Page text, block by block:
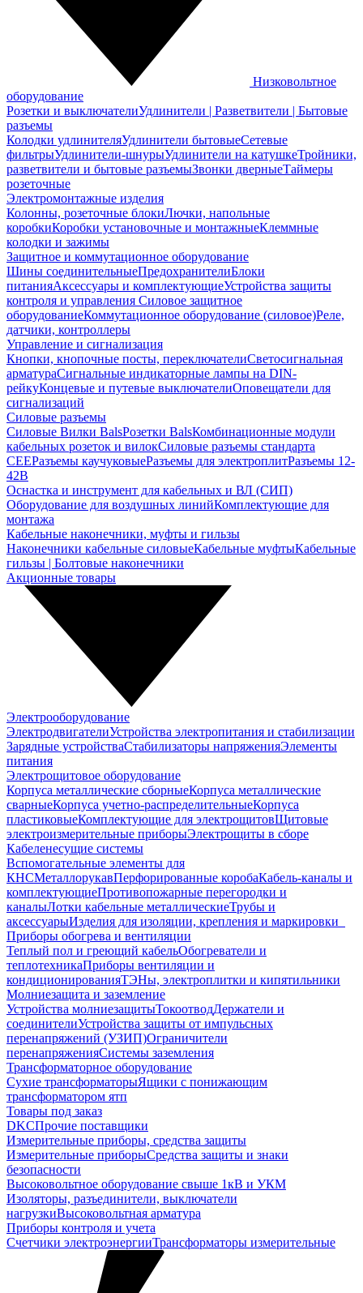
Низковольтное
оборудование
Розетки и выключателиУдлинители | Разветвители | Бытовые
разъемы
Колодки удлинителяУдлинители бытовыеСетевые
фильтрыУдлинители-шнурыУдлинители на катушкеТройники,
разветвители и бытовые разъемыЗвонки дверныеТаймеры
розеточные
Электромонтажные изделия
Колонны, розеточные блокиЛючки, напольные
коробкиКоробки установочные и монтажныеКлеммные
колодки и зажимы
Защитное и коммутационное оборудование
Шины соединительныеПредохранителиБлоки
питанияАксессуары и комплектующиеУстройства защиты
контроля и управления Силовое защитное
оборудованиеКоммутационное оборудование (силовое)Реле,
датчики, контроллеры
Управление и сигнализация
Кнопки, кнопочные посты, переключателиСветосигнальная
арматураСигнальные индикаторные лампы на DIN-
рейкуКонцевые и путевые выключателиОповещатели для
сигнализаций
Силовые разъемы
Силовые Вилки BalsРозетки BalsКомбинационные модули
кабельных розеток и вилокСиловые разъемы стандарта
CEEРазъемы каучуковыеРазъемы для электроплитРазъемы 12-
42В
Оснастка и инструмент для кабельных и ВЛ (СИП)
Оборудование для воздушных линийКомплектующие для
монтажа
Кабельные наконечники, муфты и гильзы
Наконечники кабельные силовыеКабельные муфтыКабельные
гильзы | Болтовые наконечники
Акционные товары
Электрооборудование
ЭлектродвигателиУстройства электропитания и стабилизации
Зарядные устройстваСтабилизаторы напряженияЭлементы
питания
Электрощитовое оборудование
Корпуса металлические сборныеКорпуса металлические
сварныеКорпуса учетно-распределительныеКорпуса
пластиковыеКомплектующие для электрощитовЩитовые
электроизмерительные приборыЭлектрощиты в сборе
Кабеленесущие системы
Вспомогательные элементы для
КНСМеталлорукавПерфорированные коробаКабель-каналы и
комплектующиеПротивопожарные перегородки и
каналыЛотки кабельные металлическиеТрубы и
аксессуарыИзделия для изоляции, крепления и маркировки
Приборы обогрева и вентиляции
Теплый пол и греющий кабельОбогреватели и
теплотехникаПриборы вентиляции и
кондиционированияТЭНы, электроплитки и кипятильники
Молниезащита и заземление
Устройства молниезащитыТокоотводДержатели и
соединителиУстройства защиты от импульсных
перенапряжений (УЗИП)Ограничители
перенапряженияСистемы заземления
Трансформаторное оборудование
Сухие трансформаторыЯщики с понижающим
трансформатором ятп
Товары под заказ
DKCПрочие поставщики
Измерительные приборы, средства защиты
Измерительные приборыСредства защиты и знаки
безопасности
Высоковольтное оборудование свыше 1кВ и УКМ
Изоляторы, разъединители, выключатели
нагрузкиВысоковольтная арматура
Приборы контроля и учета
Счетчики электроэнергииТрансформаторы измерительные